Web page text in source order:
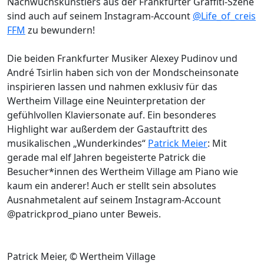
sind auch auf seinem Instagram-Account @Life_of_creis
FFM zu bewundern!
Die beiden Frankfurter Musiker Alexey Pudinov und
André Tsirlin haben sich von der Mondscheinsonate
inspirieren lassen und nahmen exklusiv für das
Wertheim Village eine Neuinterpretation der
gefühlvollen Klaviersonate auf. Ein besonderes
Highlight war außerdem der Gastauftritt des
musikalischen „Wunderkindes“ Patrick Meier: Mit
gerade mal elf Jahren begeisterte Patrick die
Besucher*innen des Wertheim Village am Piano wie
kaum ein anderer! Auch er stellt sein absolutes
Ausnahmetalent auf seinem Instagram-Account
@patrickprod_piano unter Beweis.
Patrick Meier, © Wertheim Village